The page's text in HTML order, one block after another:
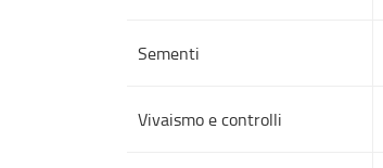
Sementi
Vivaismo e controlli